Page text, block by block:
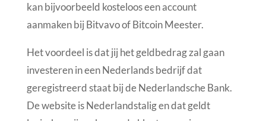
kan bijvoorbeeld kosteloos een account
aanmaken bij Bitvavo of Bitcoin Meester.
Het voordeel is dat jij het geldbedrag zal gaan
investeren in een Nederlands bedrijf dat
geregistreerd staat bij de Nederlandsche Bank.
De website is Nederlandstalig en dat geldt